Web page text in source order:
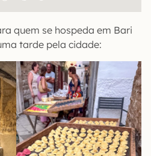
quem se hospeda em Bari
tarde pela cidade: